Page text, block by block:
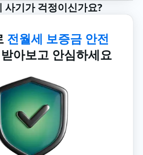
사기가 걱정이신가요?
전월세 보증금 안전
아보고 안심하세요